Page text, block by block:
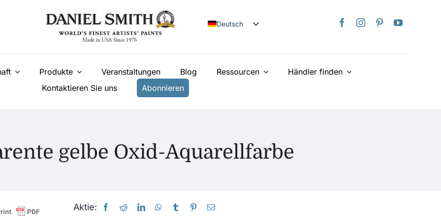
Deutsch
日本語
Français
Tiếng Việt
Produkte Veranstaltungen Blog Ressourcen
Händler finden
Kontaktieren Sie uns
Abonnieren
gelbe Oxid-Aquarellfarbe
Aktie: